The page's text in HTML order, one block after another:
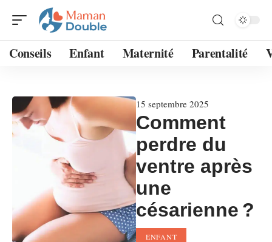
Conseils Enfant Maternité Parentalité
15 septembre 2025
Comment
perdre du
ventre après
une
césarienne ?
ENFANT